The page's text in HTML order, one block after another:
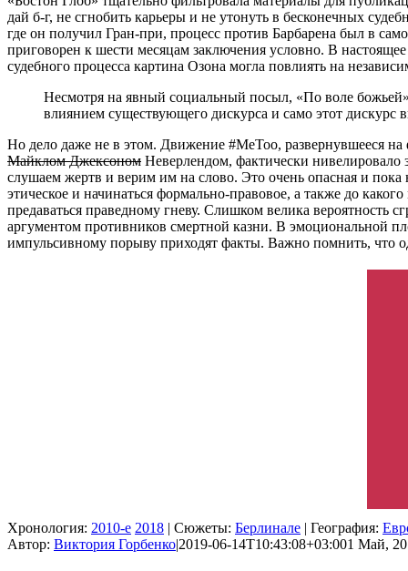
дай б-г, не сгнобить карьеры и не утонуть в бесконечных
где он получил Гран-при, процесс против Барбарена был в
приговорен к шести месяцам заключения условно. В
судебного процесса картина Озона могла повлиять на
Несмотря на явный социальный посыл, «По воле
влиянием существующего дискурса и само этот дискурс
Но дело даже не в этом. Движение #MeToo, развернувшееся
Майклом Джексоном Неверлендом, фактически нивелировало
слушаем жертв и верим им на слово. Это очень опасная и
этическое и начинаться формально-правовое, а также до
предаваться праведному гневу. Слишком велика
аргументом противников смертной казни. В эмоциональной
импульсивному порыву приходят факты. Важно помнить, что
Хронология: 2010-е 2018 | Сюжеты: Берлинале | География:
Автор: Виктория Горбенко|2019-06-14T10:43:08+03:001 Май,